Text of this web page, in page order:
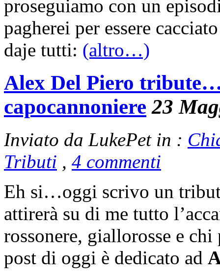
proseguiamo con un
pagherei per essere
daje tutti: (altro…)
Alex Del Piero
capocannoniere 23
Inviato da LukePet in :
Tributi , 4 commenti
Eh si…oggi scrivo un
attirerà su di me tutto
rossonere, giallorosse e
post di oggi è dedicato ad